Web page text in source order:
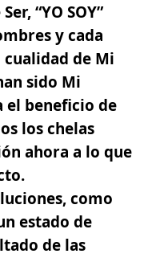
“YO SOY”
y cada
de Mi
sido Mi
el beneficio de
los chelas
ahora a lo que
como
estado de
de las